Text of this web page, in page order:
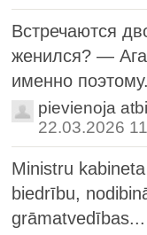
Встречаются
женился? —
именно
pievienoja
22.03.2026
Ministru
biedrību,
grāmatvedības...